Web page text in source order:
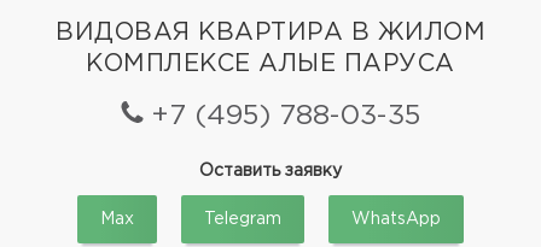
ВИДОВАЯ КВАРТИРА В ЖИЛОМ
КОМПЛЕКСЕ АЛЫЕ ПАРУСА
+7 (495) 788-03-35
Оставить заявку
Max Telegram WhatsApp